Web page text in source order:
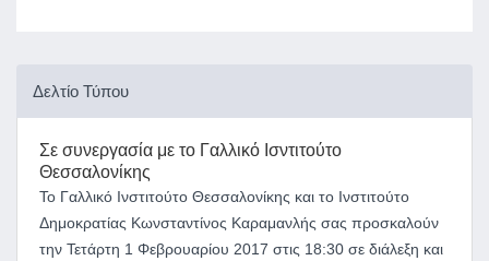
Δελτίο Τύπου
Σε συνεργασία με το Γαλλικό Ισντιτούτο
Θεσσαλονίκης
Το Γαλλικό Ινστιτούτο Θεσσαλονίκης και το Ινστιτούτο
Δημοκρατίας Κωνσταντίνος Καραμανλής σας προσκαλούν
την Τετάρτη 1 Φεβρουαρίου 2017 στις 18:30 σε διάλεξη και